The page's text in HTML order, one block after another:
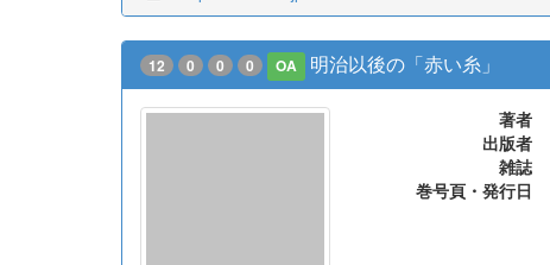
12 0 0 0 OA 明治以後の「赤い糸」
著者
出版者
雑誌
巻号頁・発行日